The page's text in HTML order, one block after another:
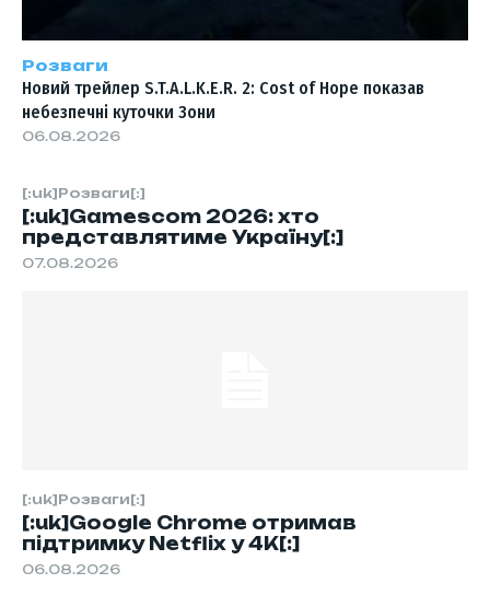
[:uk]Розваги[:]
[:uk]Gamescom 2026: хто
представлятиме Україну[:]
07.08.2026
[:uk]Розваги[:]
[:uk]Google Chrome отримав
підтримку Netflix у 4K[:]
06.08.2026
Розваги
Новий трейлер S.T.A.L.K.E.R. 2: Cost of Hope показав
небезпечні куточки Зони
06.08.2026